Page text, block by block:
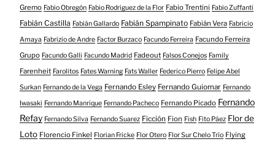
Gremo Fabio Obregón Fabio Rodriguez de la Flor Fabio Trentini Fabio Zuffanti
Fabián Castilla Fabián Gallardo Fabián Spampinato Fabián Vera Fabricio
Amaya Fabrizio de Andre Factor Burzaco Facundo Ferreira Facundo Ferreira
Grupo Facundo Galli Facundo Madrid Fadeout Falsos Conejos Family
Farenheit Farolitos Fates Warning Fats Waller Federico Pierro Felipe Abel
Surkan Fernando de la Vega Fernando Esley Fernando Guiomar Fernando
Iwasaki Fernando Manrique Fernando Pacheco Fernando Picado Fernando
Refay Fernando Silva Fernando Suarez Ficción Fion Fish Fito Páez Flor de
Loto Florencio Finkel Florian Fricke Flor Otero Flor Sur Chelo Trío Flying